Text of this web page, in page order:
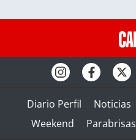
Diario Perfil Noticias
Weekend
Parabrisas